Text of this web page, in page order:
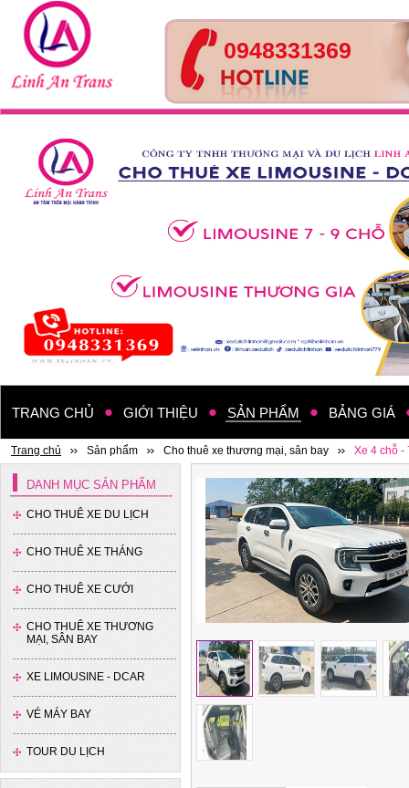
0948331369
TRANG CHỦ GIỚI THIỆU SẢN PHẨM BẢNG GIÁ
Trang chủ Sản phẩm Cho thuê xe thương mại, sân bay Xe 4 chỗ -
DANH MỤC SẢN PHẨM
CHO THUÊ XE DU LỊCH
CHO THUÊ XE THÁNG
CHO THUÊ XE CƯỚI
CHO THUÊ XE THƯƠNG
MẠI, SÂN BAY
XE LIMOUSINE - DCAR
VÉ MÁY BAY
TOUR DU LỊCH